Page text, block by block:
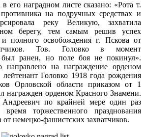
его наградном листе сказано: «Рота т.
на подручных средствах и
реку Великую, захватила
берегу, тем самым решив успех
полного освобождения г. Пскова от
Тов. Головко в момент
был ранен, но поле боя не покинул».
направлено на награждение орденом
Головко 1918 года рождения
Орловской области приказом от 1
награжден орденом Красного Знамени.
по крайней мере один раз
торжественного празднования
от немецко-фашистских захватчиков.